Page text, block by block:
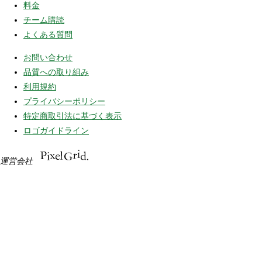
料金
チーム購読
よくある質問
お問い合わせ
品質への取り組み
利用規約
プライバシーポリシー
特定商取引法に基づく表示
ロゴガイドライン
運営会社